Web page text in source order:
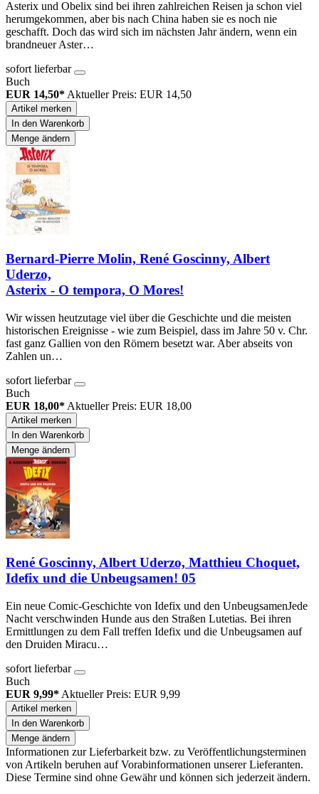
Asterix und Obelix sind bei ihren zahlreichen Reisen ja schon viel
herumgekommen, aber bis nach China haben sie es noch nie
geschafft. Doch das wird sich im nächsten Jahr ändern, wenn ein
brandneuer Aster…
sofort lieferbar
Buch
EUR 14,50* Aktueller Preis: EUR 14,50
Artikel merken
In den Warenkorb
Menge ändern
Bernard-Pierre Molin, René Goscinny, Albert
Uderzo,
Asterix - O tempora, O Mores!
Wir wissen heutzutage viel über die Geschichte und die meisten
historischen Ereignisse - wie zum Beispiel, dass im Jahre 50 v. Chr.
fast ganz Gallien von den Römern besetzt war. Aber abseits von
Zahlen un…
sofort lieferbar
Buch
EUR 18,00* Aktueller Preis: EUR 18,00
Artikel merken
In den Warenkorb
Menge ändern
René Goscinny, Albert Uderzo, Matthieu Choquet,
Idefix und die Unbeugsamen! 05
Ein neue Comic-Geschichte von Idefix und den UnbeugsamenJede
Nacht verschwinden Hunde aus den Straßen Lutetias. Bei ihren
Ermittlungen zu dem Fall treffen Idefix und die Unbeugsamen auf
den Druiden Miracu…
sofort lieferbar
Buch
EUR 9,99* Aktueller Preis: EUR 9,99
Artikel merken
In den Warenkorb
Menge ändern
Informationen zur Lieferbarkeit bzw. zu Veröffentlichungsterminen
von Artikeln beruhen auf Vorabinformationen unserer Lieferanten.
Diese Termine sind ohne Gewähr und können sich jederzeit ändern.